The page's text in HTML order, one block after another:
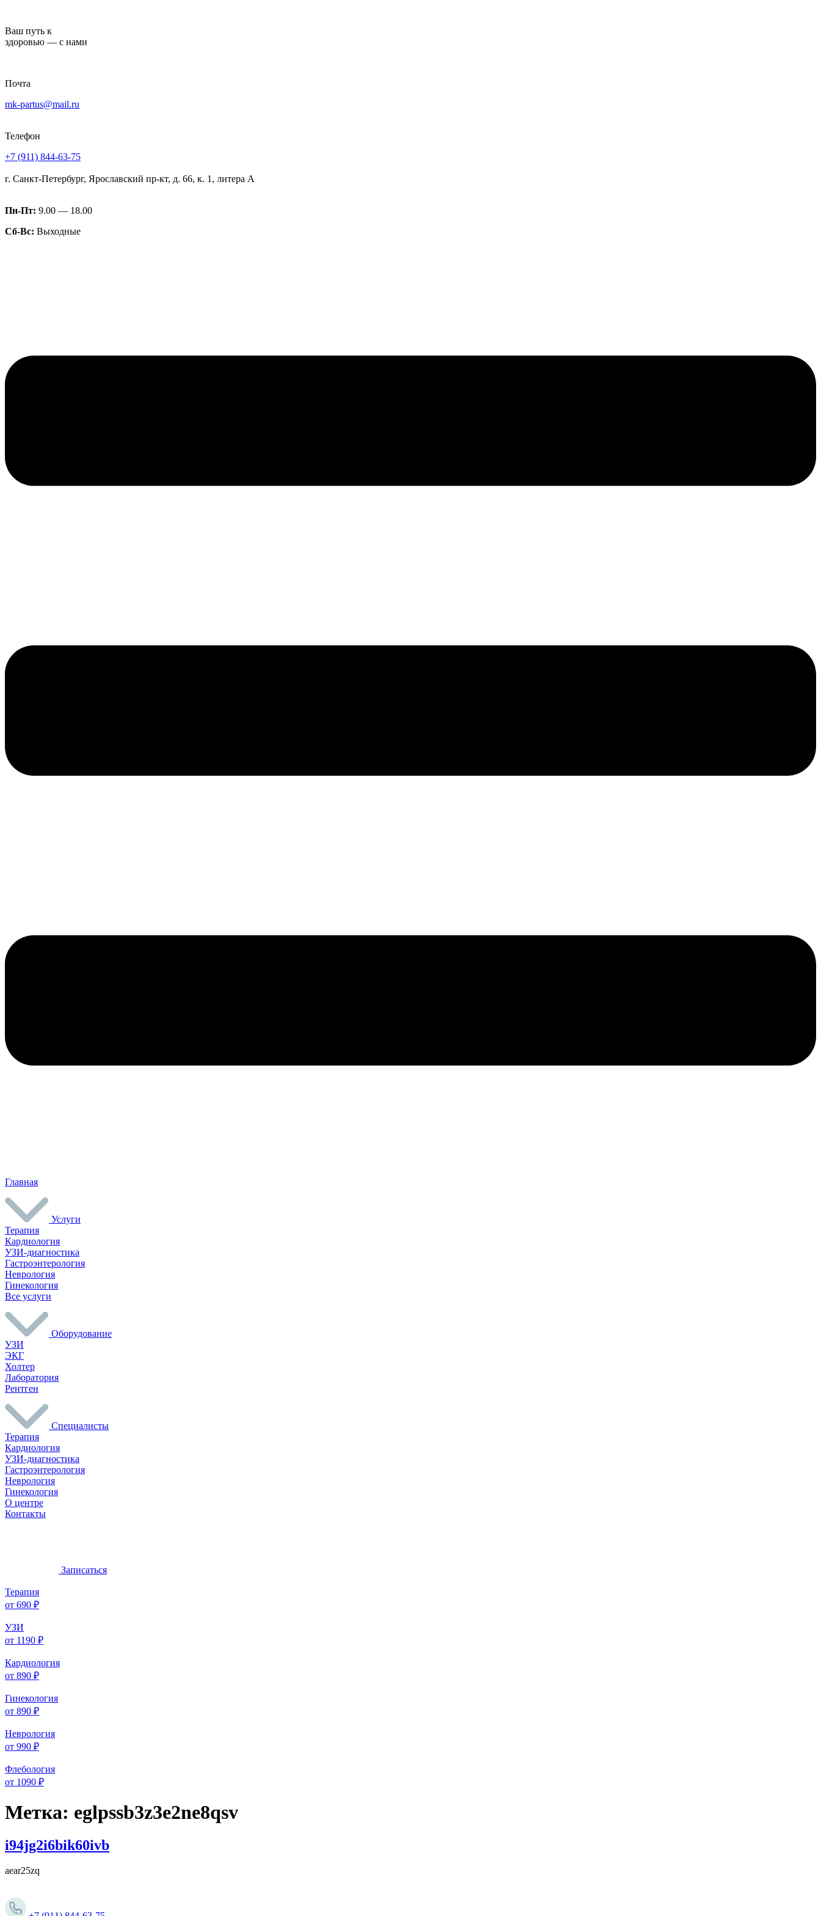
содержимому
Ваш путь к
здоровью — с нами
Почта
mk-partus@mail.ru
Телефон
+7 (911) 844-63-75
г. Санкт-Петербург, Ярославский пр-кт, д. 66, к. 1, литера А
Пн-Пт: 9.00 — 18.00
Сб-Вс: Выходные
Главная
Услуги
Терапия
Кардиология
УЗИ-диагностика
Гастроэнтерология
Неврология
Гинекология
Все услуги
Оборудование
УЗИ
ЭКГ
Холтер
Лаборатория
Рентген
Специалисты
Терапия
Кардиология
УЗИ-диагностика
Гастроэнтерология
Неврология
Гинекология
О центре
Контакты
Записаться
Терапия
от 690 ₽
УЗИ
от 1190 ₽
Кардиология
от 890 ₽
Гинекология
от 890 ₽
Неврология
от 990 ₽
Флебология
от 1090 ₽
Метка: eglpssb3z3e2ne8qsv
i94jg2i6bik60ivb
aear25zq